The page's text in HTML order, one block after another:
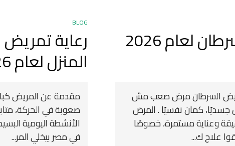
أمراض السرطان لعام 2026
السرطان مرض صعب مش
كمان نفسيًا . المرض
وعناية مستمرة، خصوصًا
علاج ك...
BLOG
رعاية
المنزل لعام 2026 – 2027
مقدمة عن المريض
صعوبة في الحركة،
الأنشطة اليومية
في مصر بيخلي المر...